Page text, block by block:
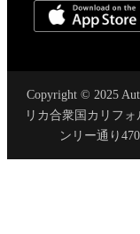
Copyright © 2025
リカ合衆国カリフ
ンリー通り